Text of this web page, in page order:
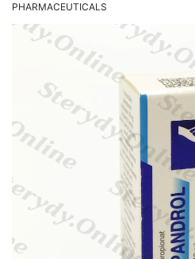
PHARMACEUTICALS